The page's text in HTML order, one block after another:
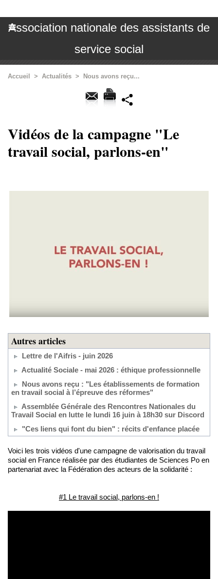
Association nationale des assistants de
service social
Accueil > Actualités > Nous avons reçu...
Vidéos de la campagne "Le
travail social, parlons-en"
Autres articles
Lettre de l'Aifris - juin 2026
Actualité Sociale - mai 2026 : éthique professionnelle
Nous avons reçu : "Les établissements de formation
en travail social à l’épreuve des réformes"
Assemblée Générale des Rencontres Nationales du
Travail Social en lutte le lundi 16 juin à 18h30 sur Discord
"Ces liens qui font du bien" : récits d'enfance placée
Voici les trois vidéos d'une campagne de valorisation du travail
social en France réalisée par des étudiantes de Sciences Po en
partenariat avec la Fédération des acteurs de la solidarité :
#1 Le travail social, parlons-en !